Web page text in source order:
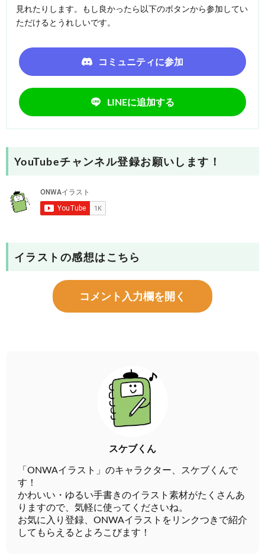
見れたりします。もし良かったら以下のボタンから参加してい
ただけるとうれしいです。
コミュニティに参加
LINEに追加する
YouTubeチャンネル登録お願いします！
イラストの感想はこちら
コメント入力欄を開く
スケブくん
「ONWAイラスト」のキャラクター、スケブくんで
す！
かわいい・ゆるい手書きのイラスト素材がたくさんあ
りますので、気軽に使ってくださいね。
お気に入り登録、ONWAイラストをリンクつきで紹介
してもらえるとよろこびます！